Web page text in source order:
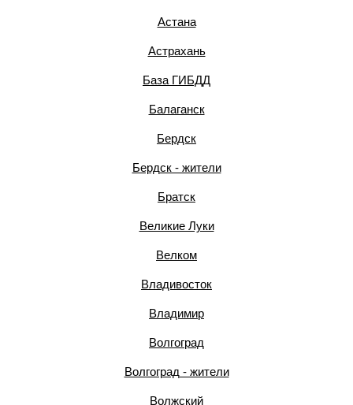
Астана
Астрахань
База ГИБДД
Балаганск
Бердск
Бердск - жители
Братск
Великие Луки
Велком
Владивосток
Владимир
Волгоград
Волгоград - жители
Волжский